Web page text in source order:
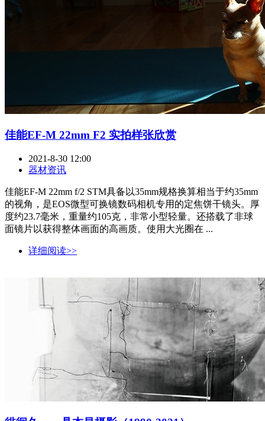
佳能EF-M 22mm F2 实拍样张欣赏
2021-8-30 12:00
器材资讯
佳能EF-M 22mm f/2 STM具备以35mm规格换算相当于约35mm
的视角，是EOS微型可换镜数码相机专用的定焦饼干镜头。厚
度约23.7毫米，重量约105克，非常小型轻量。还搭载了非球
面镜片以获得整体画面的高画质。使用大光圈在 ...
详细阅读>>